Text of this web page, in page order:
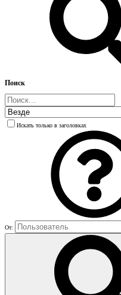
Поиск
Искать только в заголовках
От: